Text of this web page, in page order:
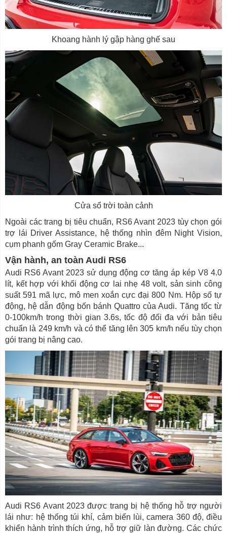
Khoang hành lý gập hàng ghế sau
Cửa sổ trời toàn cảnh
Ngoài các trang bị tiêu chuẩn, RS6 Avant 2023 tùy chọn gói
trợ lái Driver Assistance, hệ thống nhìn đêm Night Vision,
cụm phanh gốm Gray Ceramic Brake...
Vận hành, an toàn Audi RS6
Audi RS6 Avant 2023 sử dụng động cơ tăng áp kép V8 4.0
lít, kết hợp với khối động cơ lai nhẹ 48 volt, sản sinh công
suất 591 mã lực, mô men xoắn cực đại 800 Nm. Hộp số tự
động, hệ dẫn động bốn bánh Quattro của Audi. Tăng tốc từ
0-100km/h trong thời gian 3.6s, tốc độ đối đa với bản tiêu
chuẩn là 249 km/h và có thể tăng lên 305 km/h nếu tùy chọn
gói trang bị nâng cao.
Audi RS6 Avant 2023 được trang bị hệ thống hỗ trợ người
lái như: hệ thống túi khí, cảm biến lùi, camera 360 độ, điều
khiển hành trình thích ứng, hỗ trợ giữ làn đường. Các chức